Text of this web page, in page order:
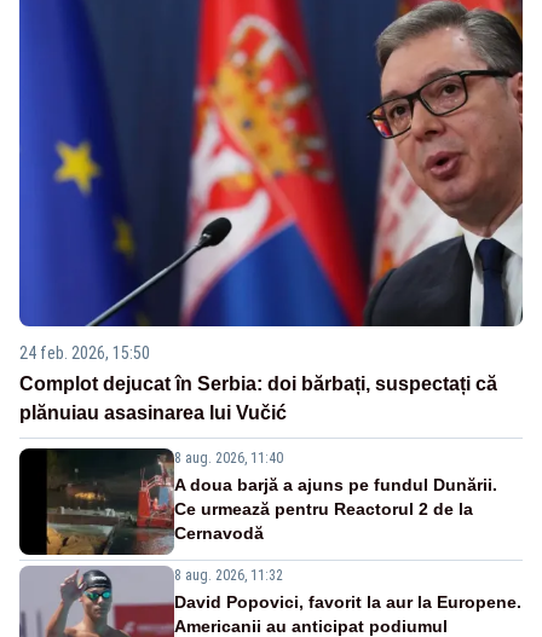
24 feb. 2026, 15:50
Complot dejucat în Serbia: doi bărbați, suspectați că
plănuiau asasinarea lui Vučić
8 aug. 2026, 11:40
A doua barjă a ajuns pe fundul Dunării.
Ce urmează pentru Reactorul 2 de la
Cernavodă
8 aug. 2026, 11:32
David Popovici, favorit la aur la Europene.
Americanii au anticipat podiumul